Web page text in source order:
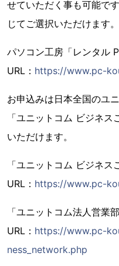
せていただく事も可能で
じてご選択いただけます。
パソコン工房「レンタル
URL： https://www.pc-
お申込みは日本全国のユ
「ユニットコム ビジネ
いただけます。
「ユニットコム ビジネス
URL： https://www.pc-
「ユニットコム法人営業
URL： https://www.pc-
ness_network.php